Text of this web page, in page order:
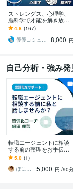
ストレングス、心理学、
脳科学で才能を解き放ち
ます コミュニケーション
に悩む人、「メンター」
が周りにいない人向け
4.8 (167)
優優コミュニケーション工藤
8,000 円
自己分析・強み
転職エージェントに相談
する前の整理をお手伝い
します やりたいことや自
分の強みがわからない方
の言語化をサポート！
5.0 (1)
ぽに＠言葉の翼をさずける習慣化コーチ
5,000 円 /90